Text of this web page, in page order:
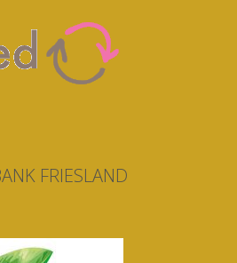
FRIESLAND